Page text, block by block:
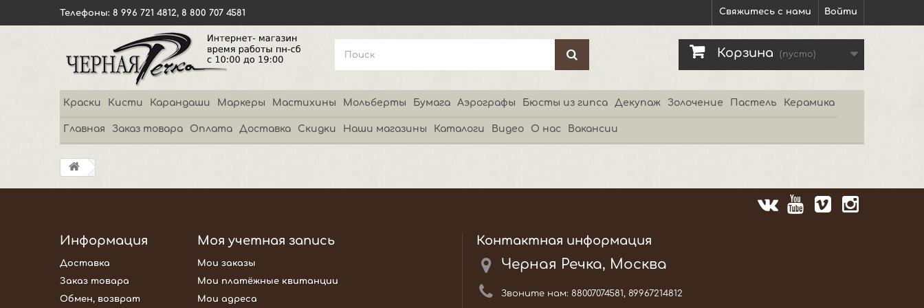
Войти
Свяжитесь с нами
Телефоны: 8 996 721 4812, 8 800 707 4581
Корзина (пусто)
Краски Кисти Карандаши Маркеры Мастихины Мольберты Бумага Аэрографы Бюсты из гипса Декупаж Золочение Пастель Керамика
Главная Заказ товара Оплата Доставка Скидки Наши магазины Каталоги Видео О нас Вакансии
Информация
Доставка
Заказ товара
Обмен, возврат
Моя учетная запись
Мои заказы
Мои платёжные квитанции
Мои адреса
Контактная информация
Черная Речка, Москва
Звоните нам: 88007074581, 89967214812